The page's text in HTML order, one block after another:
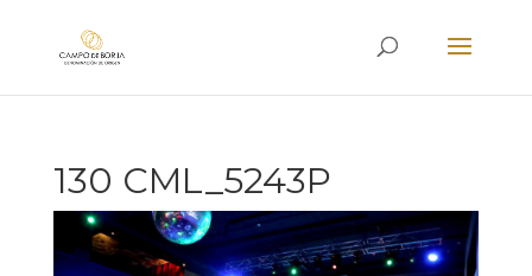
130 CML_5243P